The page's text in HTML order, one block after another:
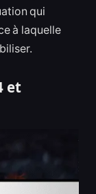
qui
à laquelle
et